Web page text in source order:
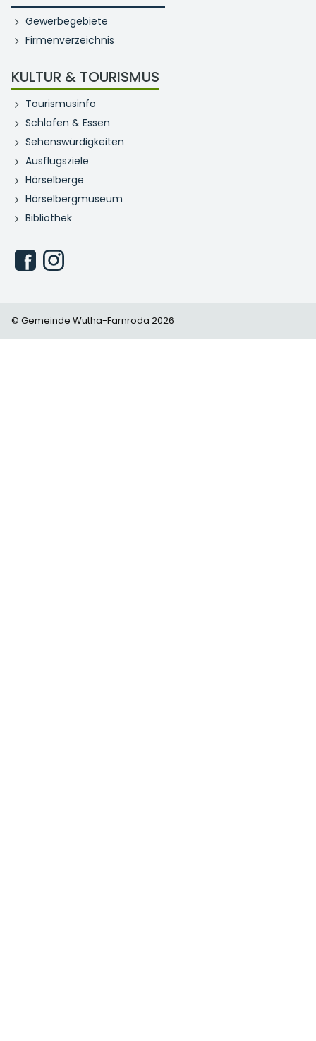
Gewerbegebiete
Firmenverzeichnis
KULTUR & TOURISMUS
Tourismusinfo
Schlafen & Essen
Sehenswürdigkeiten
Ausflugsziele
Hörselberge
Hörselbergmuseum
Bibliothek
© Gemeinde Wutha-Farnroda 2026